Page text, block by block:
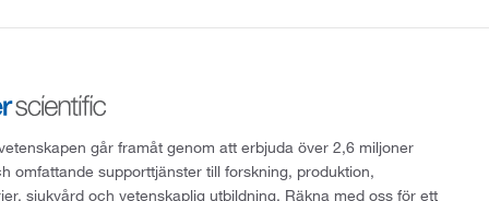
går framåt genom att erbjuda över 2,6 miljoner
omfattande supporttjänster till forskning, produktion,
sjukvård och vetenskaplig utbildning. Räkna med oss för ett